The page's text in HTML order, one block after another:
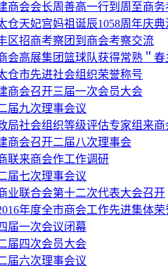
商会会长周善高一行到周至商务
仓天妃宫妈祖诞辰1058周年庆典
区招商考察团到商会考察交流
会高展集团篮球队获得常熟＂
仓市先进社会组织荣誉称号
商会召开三届一次会员大会
届九次理事会议
局社会组织等级评估专家组来
商会召开二届八次理事会
联来商会作工作调研
届七次理事会议
业联合会第十二次代表大会召开
年度全市商会工作先进集体荣
届一次会议闭幕
届四次会员大会
届六次理事会议